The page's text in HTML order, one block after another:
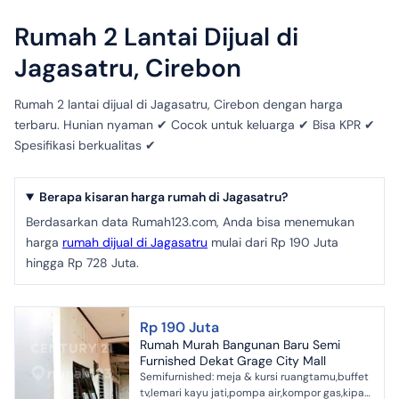
Rumah 2 Lantai Dijual di
Jagasatru, Cirebon
Rumah 2 lantai dijual di Jagasatru, Cirebon dengan harga
terbaru. Hunian nyaman ✔ Cocok untuk keluarga ✔ Bisa KPR ✔
Spesifikasi berkualitas ✔
Berapa kisaran harga rumah di Jagasatru?
Berdasarkan data Rumah123.com, Anda bisa menemukan
harga rumah dijual di Jagasatru mulai dari Rp 190 Juta
hingga Rp 728 Juta.
Rp 190 Juta
Rumah Murah Bangunan Baru Semi
Furnished Dekat Grage City Mall
Semifurnished: meja & kursi ruangtamu,buffet
tv,lemari kayu jati,pompa air,kompor gas,kipar